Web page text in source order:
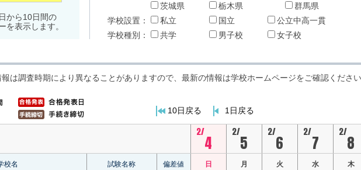
から10日間の
を表示します。
茨城県
栃木県
群馬県
学校設置：
私立 国立
公立中高一貫
学校種別：
共学 男子校 女子校
は調査時期により異なることがありますので、最新の情報は学校ホームページをご確認ください
10日戻る 1日戻る
2/
4
2/
5
2/
6
2/
7
2/
8
校名 試験名称 偏差値 日 月 火 水 木